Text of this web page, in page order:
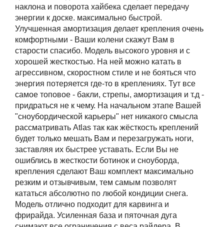
наклона и поворота хайбека сделает передачу
энергии к доске. максимально быстрой.
Улучшенная амортизация делает крепления очень
комфортными - Ваши колени скажут Вам в
старости спасибо. Модель высокого уровня и с
хорошей жесткостью. На ней можно катать в
агрессивном, скоростном стиле и не бояться что
энергия потеряется где-то в креплениях. Тут все
самое топовое - бакли, стрепы, амортизация и т.д -
придраться не к чему. На начальном этапе Вашей
"сноубордической карьеры" нет никакого смысла
рассматривать Atlas так как жёсткость креплений
будет только мешать Вам и перезагружать ноги,
заставляя их быстрее уставать. Если Вы не
ошиблись в жесткости ботинок и сноуборда,
крепления сделают Ваш комплект максимально
резким и отзывчивым, тем самым позволят
кататься абсолютно по любой кондиции снега.
Модель отлично подходит для карвинга и
фрирайда. Усиленная база и пяточная дуга